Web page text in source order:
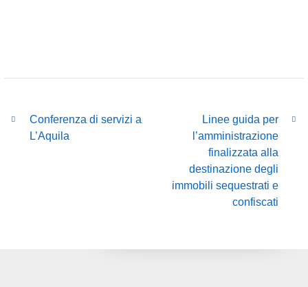
Conferenza di servizi a
L’Aquila
Linee guida per
l’amministrazione
finalizzata alla
destinazione degli
immobili sequestrati e
confiscati